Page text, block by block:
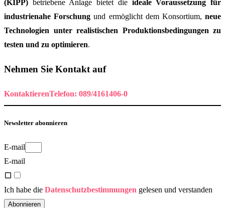
(KIPP) betriebene Anlage bietet die ideale Voraussetzung für
industrienahe Forschung und ermöglicht dem Konsortium,neue
Technologien unter realistischen Produktionsbedingungen zu
testen und zu optimieren.
Nehmen Sie Kontakt auf
KontaktierenTelefon: 089/4161406-0
Newsletter abonnieren
E-mail
E-mail
Ich habe die Datenschutzbestimmungen gelesen und verstanden
Abonnieren